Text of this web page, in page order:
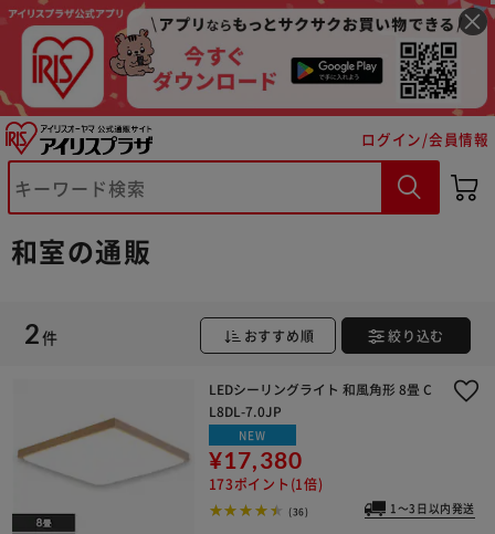
ログイン/会員情報
和室の通販
2件 おすすめ順 絞り込む
LEDシーリングライト 和風角形 8畳 C
L8DL-7.0JP
NEW
¥17,380
173ポイント(1倍)
(36) 1～3日以内発送
※ご確認ください
カートに入れる